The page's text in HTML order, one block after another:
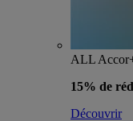
ALL
15% de
Découvrir